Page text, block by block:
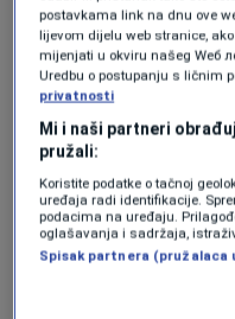
zaslužuju podršku.
stanovništva, a
i pokriti terapijom.'
"Važno je naglasiti
nemamo nikakav
Mnogi od njih su
svugdje oko nas.
ovisnici, ali je
postavkama link na dnu ove
lijevom dijelu web stranice,
mijenjati u okviru našeg Wеб
Uredbu o postupanju s ličnim
privatnosti
Mi i naši partneri
pružali:
Koristite podatke o tačnoj
uređaja radi identifikacije.
podacima na uređaju.
oglašavanja i sadržaja,
Spisak partnera (pružalaca